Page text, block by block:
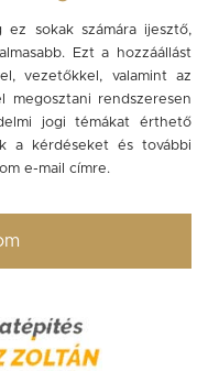
sokak számára ijesztő,
Ezt a hozzáállást
vezetőkkel, valamint az
megosztani rendszeresen
jogi témákat érthető
a kérdéseket és további
e-mail címre.